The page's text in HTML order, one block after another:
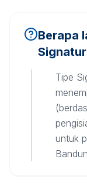
Berapa
Tipe
untuk